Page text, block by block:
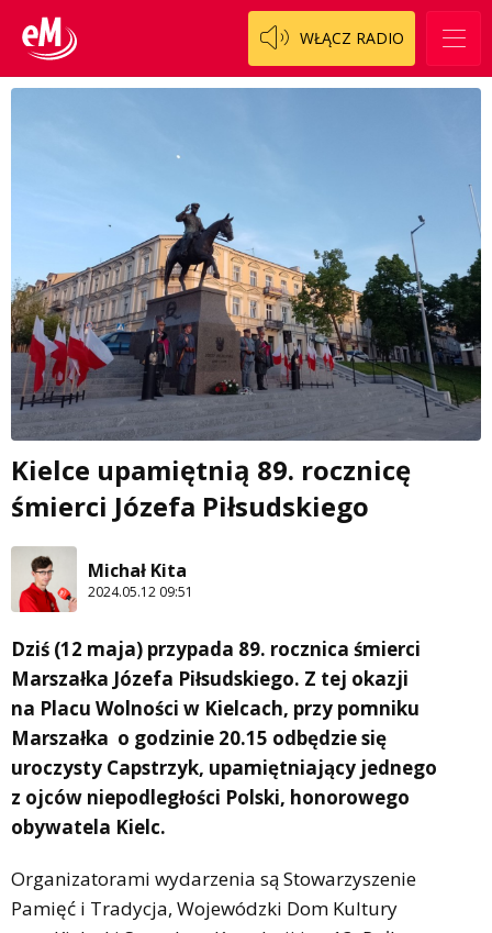
WŁĄCZ RADIO
Kielce upamiętnią 89. rocznicę
śmierci Józefa Piłsudskiego
Michał Kita
2024.05.12 09:51
Dziś (12 maja) przypada 89. rocznica śmierci
Marszałka Józefa Piłsudskiego. Z tej okazji
na Placu Wolności w Kielcach, przy pomniku
Marszałka o godzinie 20.15 odbędzie się
uroczysty Capstrzyk, upamiętniający jednego
z ojców niepodległości Polski, honorowego
obywatela Kielc.
Organizatorami wydarzenia są Stowarzyszenie
Pamięć i Tradycja, Wojewódzki Dom Kultury